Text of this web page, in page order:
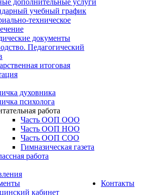
дополнительные услуги
учебный график
техническое
документы
Педагогический
итоговая
духовника
психолога
работа
Часть ООП ООО
Часть ООП НОО
Часть ООП СОО
Гимназическая газета
работа
кабинет
Контакты